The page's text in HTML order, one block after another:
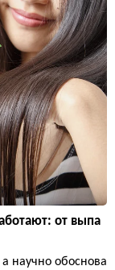
от выпа
научно обоснова